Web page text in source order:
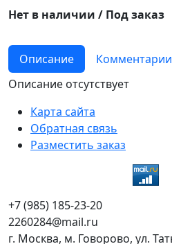
Нет в наличии / Под заказ
Описание
Комментарии
Описание отсутствует
Карта сайта
Обратная связь
Разместить заказ
+7 (985) 185-23-20
2260284@mail.ru
г. Москва, м. Говорово, ул.